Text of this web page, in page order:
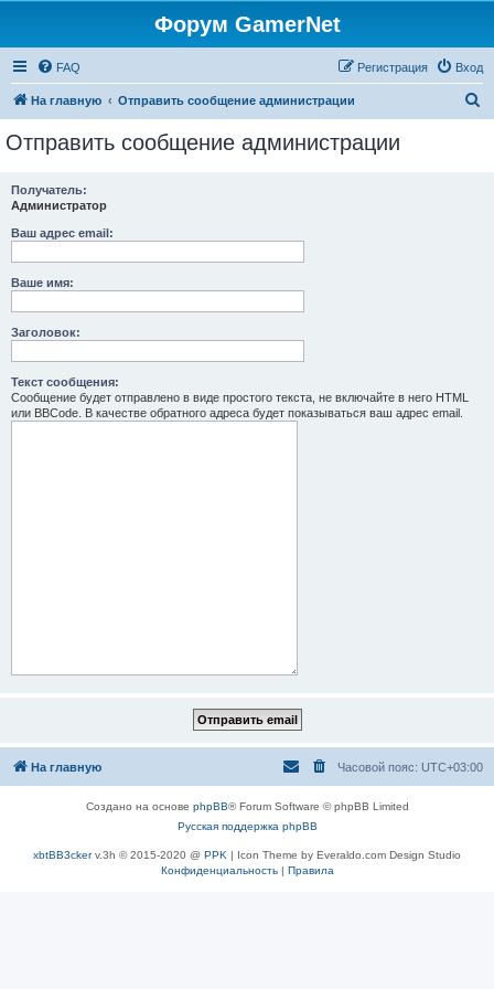
Форум GamerNet
FAQ Вход
Регистрация
На главную Отправить сообщение администрации
Отправить сообщение администрации
Получатель:
Администратор
Ваш адрес email:
Ваше имя:
Заголовок:
Текст сообщения:
Сообщение будет отправлено в виде простого текста, не включайте в него HTML
или BBCode. В качестве обратного адреса будет показываться ваш адрес email.
На главную Часовой пояс: UTC+03:00
Создано на основе phpBB® Forum Software © phpBB Limited
Русская поддержка phpBB
xbtBB3ckerv.3h © 2015-2020 @ PPK | Icon Theme by Everaldo.com Design Studio
Конфиденциальность| Правила